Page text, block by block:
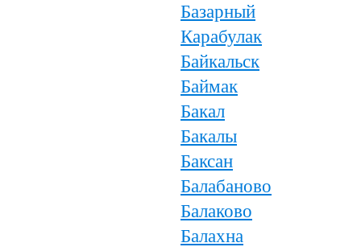
Базарный
Карабулак
Байкальск
Баймак
Бакал
Бакалы
Баксан
Балабаново
Балаково
Балахна